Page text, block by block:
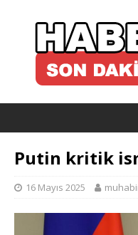
Putin kritik
16 Mayıs 2025